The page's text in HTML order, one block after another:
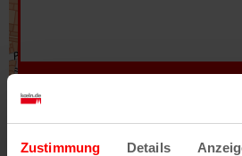
Zustimmung Details